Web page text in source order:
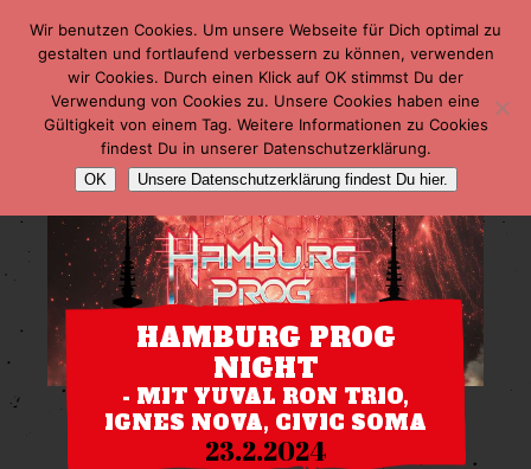
HAMBURG PROG
NIGHT
- MIT YUVAL RON TRIO,
IGNES NOVA, CIVIC SOMA
23.2.2024
Wir benutzen Cookies. Um unsere Webseite für Dich optimal zu
gestalten und fortlaufend verbessern zu können, verwenden
wir Cookies. Durch einen Klick auf OK stimmst Du der
Verwendung von Cookies zu. Unsere Cookies haben eine
Gültigkeit von einem Tag. Weitere Informationen zu Cookies
findest Du in unserer Datenschutzerklärung.
OK Unsere Datenschutzerklärung findest Du hier.